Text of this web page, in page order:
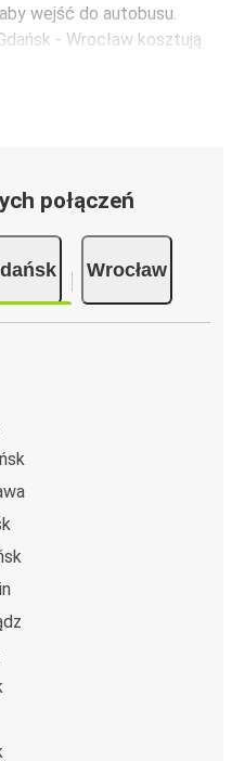
wejść do autobusu.
- Wrocław kosztują
lub w dni
Gdańsk - Wrocław
połączeniom
35 min.
wpływ na środowisko
ślad węglowy,
w całej naszej
alternatywne
oferując wszystkim
na trasie Port Lotniczy
, co sprawia, że podróż
od innych środków
z tego miasta i nie
co musisz wiedzieć.
połączeń
Wrocław